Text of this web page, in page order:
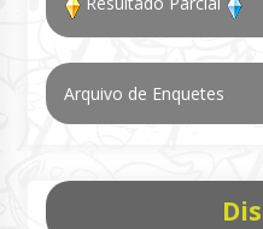
Arquivo de Enquetes